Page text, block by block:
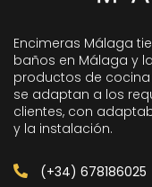
Encimeras Málaga
baños en Málaga y
productos de cocina
se adaptan a los
clientes, con
y la instalación.
(+34) 678186025